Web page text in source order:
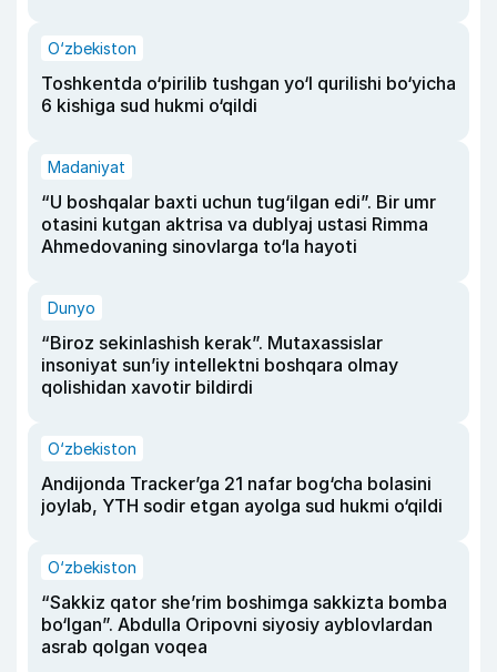
O‘zbekiston
Toshkentda o‘pirilib tushgan yo‘l qurilishi bo‘yicha
6 kishiga sud hukmi o‘qildi
Madaniyat
“U boshqalar baxti uchun tug‘ilgan edi”. Bir umr
otasini kutgan aktrisa va dublyaj ustasi Rimma
Ahmedovaning sinovlarga to‘la hayoti
Dunyo
“Biroz sekinlashish kerak”. Mutaxassislar
insoniyat sun’iy intellektni boshqara olmay
qolishidan xavotir bildirdi
O‘zbekiston
Andijonda Tracker’ga 21 nafar bog‘cha bolasini
joylab, YTH sodir etgan ayolga sud hukmi o‘qildi
O‘zbekiston
“Sakkiz qator she’rim boshimga sakkizta bomba
bo‘lgan”. Abdulla Oripovni siyosiy ayblovlardan
asrab qolgan voqea